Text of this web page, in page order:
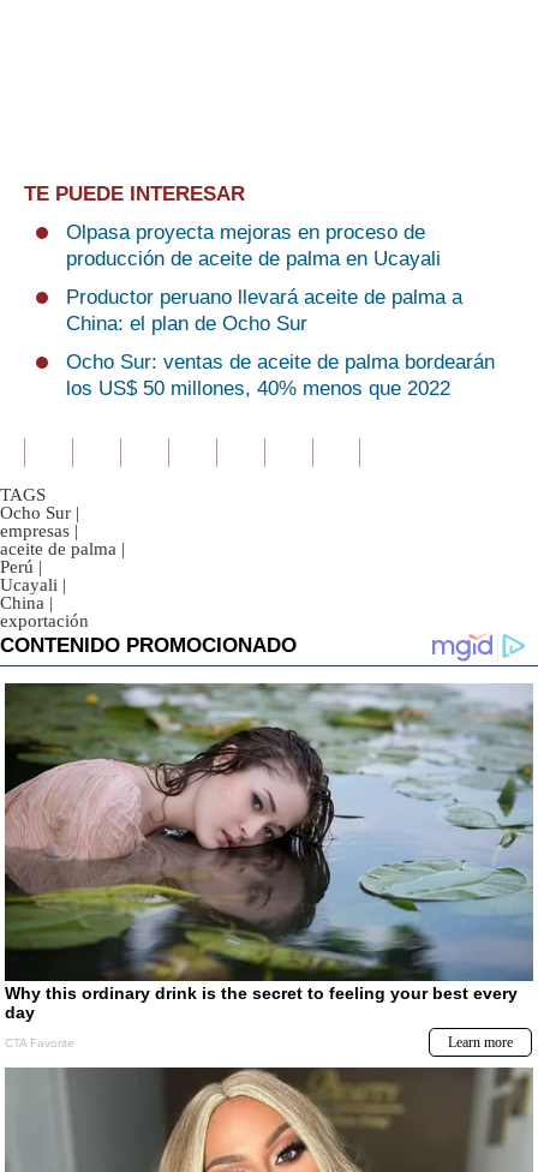
TE PUEDE INTERESAR
Olpasa proyecta mejoras en proceso de
producción de aceite de palma en Ucayali
Productor peruano llevará aceite de palma a
China: el plan de Ocho Sur
Ocho Sur: ventas de aceite de palma bordearán
los US$ 50 millones, 40% menos que 2022
TAGS
Ocho Sur |
empresas |
aceite de palma |
Perú |
Ucayali |
China |
exportación